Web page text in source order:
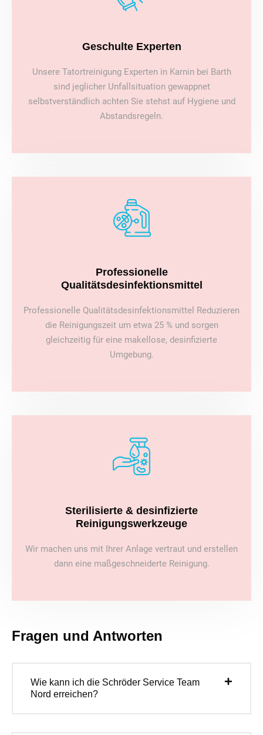
Geschulte Experten
Unsere Tatortreinigung Experten in Karnin bei Barth
sind jeglicher Unfallsituation gewappnet
selbstverständlich achten Sie stehst auf Hygiene und
Abstandsregeln.
Professionelle
Qualitätsdesinfektionsmittel
Professionelle Qualitätsdesinfektionsmittel Reduzieren
die Reinigungszeit um etwa 25 % und sorgen
gleichzeitig für eine makellose, desinfizierte
Umgebung.
Sterilisierte & desinfizierte
Reinigungswerkzeuge
Wir machen uns mit Ihrer Anlage vertraut und erstellen
dann eine maßgeschneiderte Reinigung.
Fragen und Antworten
Wie kann ich die Schröder Service Team
Nord erreichen?